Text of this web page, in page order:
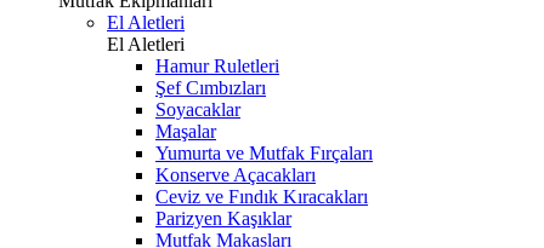
El Aletleri
El Aletleri
Hamur Ruletleri
Şef Cımbızları
Soyacaklar
Maşalar
Yumurta ve Mutfak Fırçaları
Konserve Açacakları
Ceviz ve Fındık Kıracakları
Parizyen Kaşıklar
Mutfak Makasları